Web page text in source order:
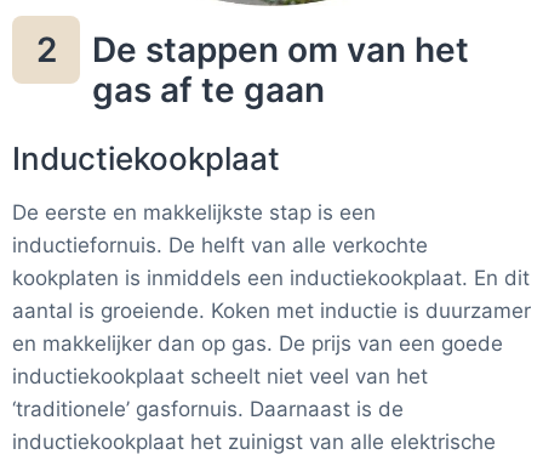
2
De stappen om van het
gas af te gaan
Inductiekookplaat
De eerste en makkelijkste stap is een
inductiefornuis. De helft van alle verkochte
kookplaten is inmiddels een inductiekookplaat. En dit
aantal is groeiende. Koken met inductie is duurzamer
en makkelijker dan op gas. De prijs van een goede
inductiekookplaat scheelt niet veel van het
‘traditionele’ gasfornuis. Daarnaast is de
inductiekookplaat het zuinigst van alle elektrische